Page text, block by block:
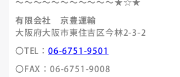
～～～～～～～～～～～★☆★
有限会社 京豊運輸
大阪府大阪市東住吉区今林2-3-2
〇TEL：06-6751-9501
〇FAX：06-6751-9008